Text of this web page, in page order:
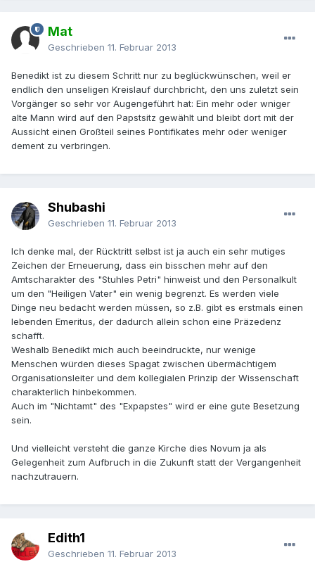
Mat
Geschrieben 11. Februar 2013
Benedikt ist zu diesem Schritt nur zu beglückwünschen, weil er
endlich den unseligen Kreislauf durchbricht, den uns zuletzt sein
Vorgänger so sehr vor Augengeführt hat: Ein mehr oder wniger
alte Mann wird auf den Papstsitz gewählt und bleibt dort mit der
Aussicht einen Großteil seines Pontifikates mehr oder weniger
dement zu verbringen.
Shubashi
Geschrieben 11. Februar 2013
Ich denke mal, der Rücktritt selbst ist ja auch ein sehr mutiges
Zeichen der Erneuerung, dass ein bisschen mehr auf den
Amtscharakter des "Stuhles Petri" hinweist und den Personalkult
um den "Heiligen Vater" ein wenig begrenzt. Es werden viele
Dinge neu bedacht werden müssen, so z.B. gibt es erstmals einen
lebenden Emeritus, der dadurch allein schon eine Präzedenz
schafft.
Weshalb Benedikt mich auch beeindruckte, nur wenige
Menschen würden dieses Spagat zwischen übermächtigem
Organisationsleiter und dem kollegialen Prinzip der Wissenschaft
charakterlich hinbekommen.
Auch im "Nichtamt" des "Expapstes" wird er eine gute Besetzung
sein.
Und vielleicht versteht die ganze Kirche dies Novum ja als
Gelegenheit zum Aufbruch in die Zukunft statt der Vergangenheit
nachzutrauern.
Edith1
Geschrieben 11. Februar 2013